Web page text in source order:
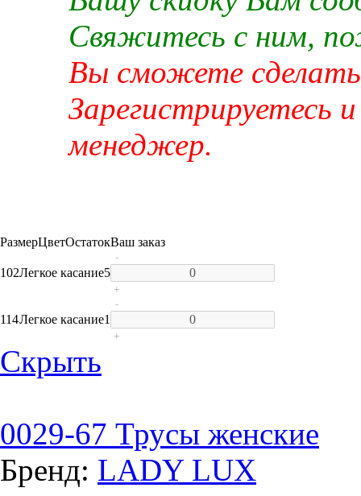
Свяжитесь с ним,
Вы сможете сделать
Зарегистрируетесь
менеджер.
РазмерЦветОстатокВаш заказ
102Легкое касание5
-
+
114Легкое касание1
-
+
Скрыть
0029-67 Трусы женские
Бренд: LADY LUX